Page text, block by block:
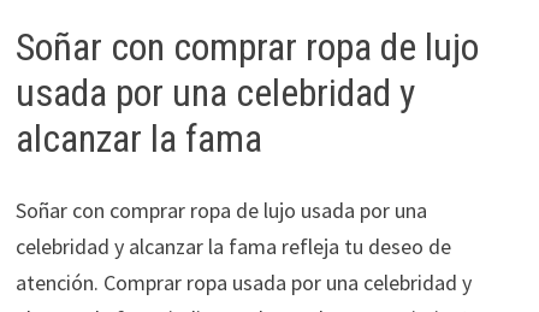
Soñar con comprar ropa de lujo
usada por una celebridad y
alcanzar la fama
Soñar con comprar ropa de lujo usada por una
celebridad y alcanzar la fama refleja tu deseo de
atención. Comprar ropa usada por una celebridad y